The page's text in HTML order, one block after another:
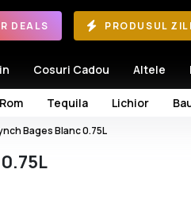
DEALS PRODUSUL
Rom Tequila Lichior
Cosuri Cadou Altele
Bages Blanc 0.75L